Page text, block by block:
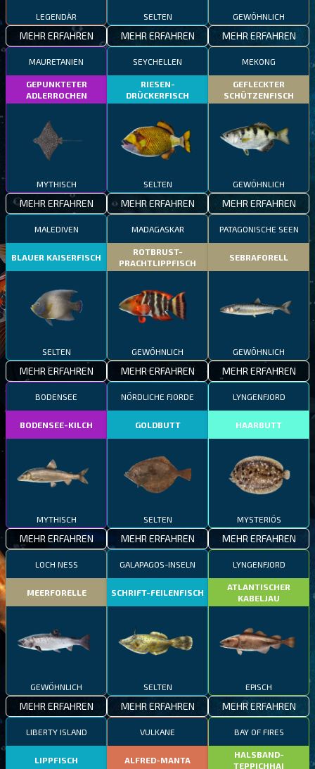
LEGENDÄR
MEHR ERFAHREN
SELTEN
MEHR ERFAHREN
GEWÖHNLICH
MEHR ERFAHREN
MAURETANIEN
GEPUNKTETER
ADLERROCHEN
MYTHISCH
MEHR ERFAHREN
SEYCHELLEN
RIESEN-
DRÜCKERFISCH
SELTEN
MEHR ERFAHREN
MEKONG
GEFLECKTER
SCHÜTZENFISCH
GEWÖHNLICH
MEHR ERFAHREN
MALEDIVEN
BLAUER KAISERFISCH
SELTEN
MEHR ERFAHREN
MADAGASKAR
ROTBRUST-
PRACHTLIPPFISCH
GEWÖHNLICH
MEHR ERFAHREN
PATAGONISCHE SEEN
SEBRAFORELL
GEWÖHNLICH
MEHR ERFAHREN
BODENSEE
BODENSEE-KILCH
MYTHISCH
MEHR ERFAHREN
NÖRDLICHE FJORDE
GOLDBUTT
SELTEN
MEHR ERFAHREN
LYNGENFJORD
HAARBUTT
MYSTERIÖS
MEHR ERFAHREN
LOCH NESS
MEERFORELLE
GEWÖHNLICH
MEHR ERFAHREN
GALAPAGOS-INSELN
SCHRIFT-FEILENFISCH
SELTEN
MEHR ERFAHREN
LYNGENFJORD
ATLANTISCHER
KABELJAU
EPISCH
MEHR ERFAHREN
LIBERTY ISLAND
LIPPFISCH
VULKANE
ALFRED-MANTA
BAY OF FIRES
HALSBAND-
TEPPICHHAI